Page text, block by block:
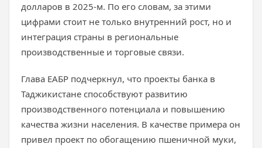
долларов в 2025-м. По его словам, за этими
цифрами стоит не только внутренний рост, но и
интеграция страны в региональные
производственные и торговые связи.
Глава ЕАБР подчеркнул, что проекты банка в
Таджикистане способствуют развитию
производственного потенциала и повышению
качества жизни населения. В качестве примера он
привел проект по обогащению пшеничной муки,